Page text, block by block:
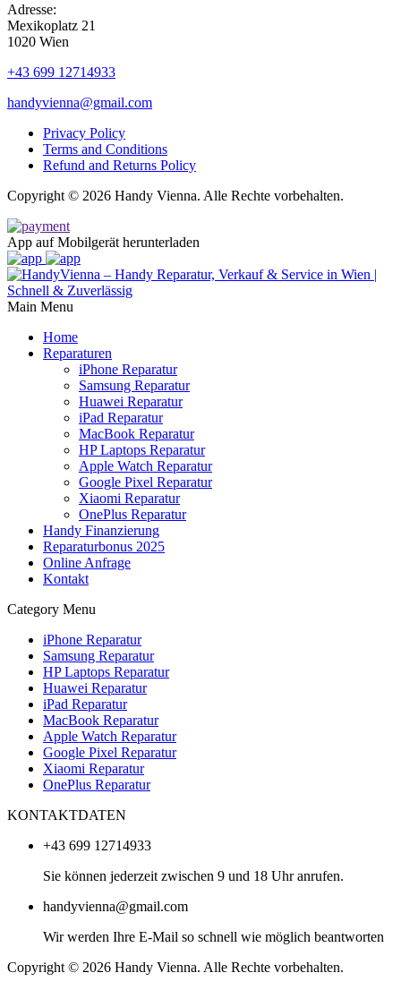
Adresse:
Mexikoplatz 21
1020 Wien
+43 699 12714933
handyvienna@gmail.com
Privacy Policy
Terms and Conditions
Refund and Returns Policy
Copyright © 2026 Handy Vienna. Alle Rechte vorbehalten.
App auf Mobilgerät herunterladen
Main Menu
Home
Reparaturen
iPhone Reparatur
Samsung Reparatur
Huawei Reparatur
iPad Reparatur
MacBook Reparatur
HP Laptops Reparatur
Apple Watch Reparatur
Google Pixel Reparatur
Xiaomi Reparatur
OnePlus Reparatur
Handy Finanzierung
Reparaturbonus 2025
Online Anfrage
Kontakt
Category Menu
iPhone Reparatur
Samsung Reparatur
HP Laptops Reparatur
Huawei Reparatur
iPad Reparatur
MacBook Reparatur
Apple Watch Reparatur
Google Pixel Reparatur
Xiaomi Reparatur
OnePlus Reparatur
KONTAKTDATEN
+43 699 12714933
Sie können jederzeit zwischen 9 und 18 Uhr anrufen.
handyvienna@gmail.com
Wir werden Ihre E-Mail so schnell wie möglich beantworten
Copyright © 2026 Handy Vienna. Alle Rechte vorbehalten.